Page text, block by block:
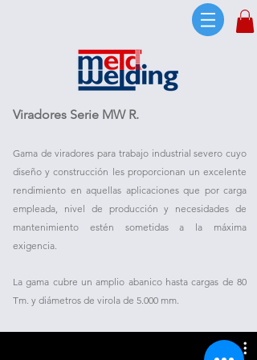
Viradores Serie MW R.
Gama de viradores para trabajo industrial severo cuyo
diseño y construcción les proporcionan un excelente
rendimiento en aquellas aplicaciones que por carga
empleada, nivel de producción y necesidades de
mantenimiento estén sometidas a la máxima
exigencia.
La gama cubre un amplio abanico hasta cargas de 80
Tm. y diámetros de virola de 5.000 mm.